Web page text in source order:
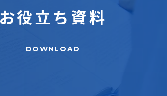
お役立ち 資料
DOWNLOAD